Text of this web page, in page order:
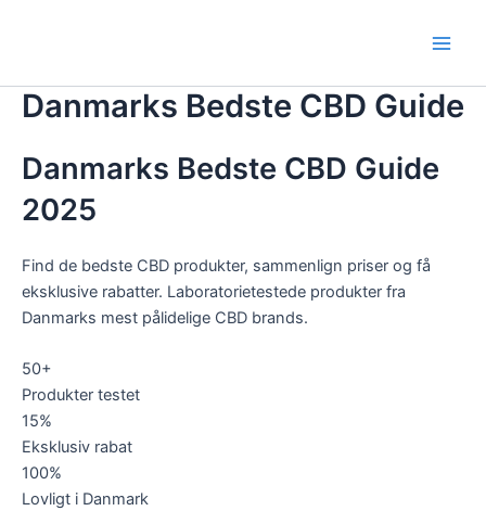
Danmarks Bedste CBD Guide
Danmarks Bedste CBD Guide
2025
Find de bedste CBD produkter, sammenlign priser og få
eksklusive rabatter. Laboratorietestede produkter fra
Danmarks mest pålidelige CBD brands.
50+
Produkter testet
15%
Eksklusiv rabat
100%
Lovligt i Danmark